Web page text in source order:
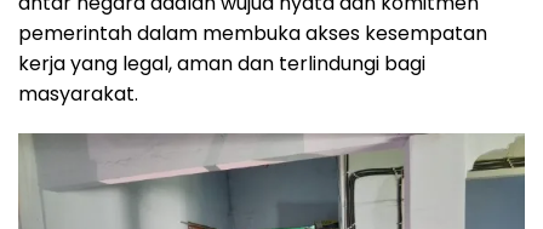
pemerintah dalam membuka akses kesempatan
kerja yang legal, aman dan terlindungi bagi
masyarakat.